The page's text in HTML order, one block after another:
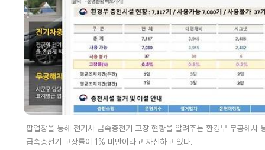
팝업창을 통해 전기차 급속충전기 고장 현황을 알려주는 환경부 무공해
급속충전기 고장률이 1% 미만이라고 자신하고 있다.